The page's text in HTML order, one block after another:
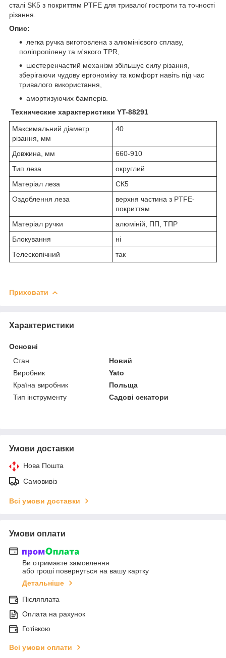
сталі SK5 з покриттям PTFE для тривалої гостроти та точності
різання.
Опис:
легка ручка виготовлена ​​з алюмінієвого сплаву,
поліпропілену та м'якого TPR,
шестеренчастий механізм збільшує силу різання,
зберігаючи чудову ергономіку та комфорт навіть під час
тривалого використання,
амортизуючих бамперів.
Технические характеристики YT-88291
Максимальний діаметр
різання, мм
40
Довжина, мм
660-910
Тип леза
округлий
Матеріал леза
СК5
Оздоблення леза
верхня частина з PTFE-
покриттям
Матеріал ручки
алюміній, ПП, ТПР
Блокування
ні
Телескопічний
так
Приховати
Характеристики
Основні
Стан
Новий
Виробник
Yato
Країна виробник
Польща
Тип інструменту
Садові секатори
Умови доставки
Нова Пошта
Самовивіз
Всі умови доставки
Умови оплати
Ви отримаєте замовлення
або гроші повернуться на вашу картку
Детальніше
Післяплата
Оплата на рахунок
Готівкою
Всі умови оплати